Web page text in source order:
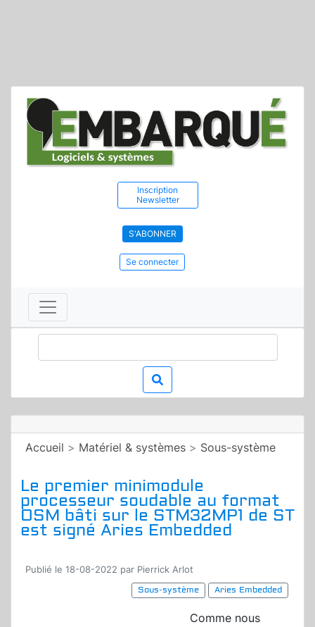
Inscription
Newsletter
S'ABONNER
Se connecter
Accueil > Matériel & systèmes > Sous-système
Le premier minimodule
processeur soudable au format
OSM bâti sur le STM32MP1 de ST
est signé Aries Embedded
Publié le 18-08-2022 par Pierrick Arlot
Sous-système
Aries Embedded
Comme nous